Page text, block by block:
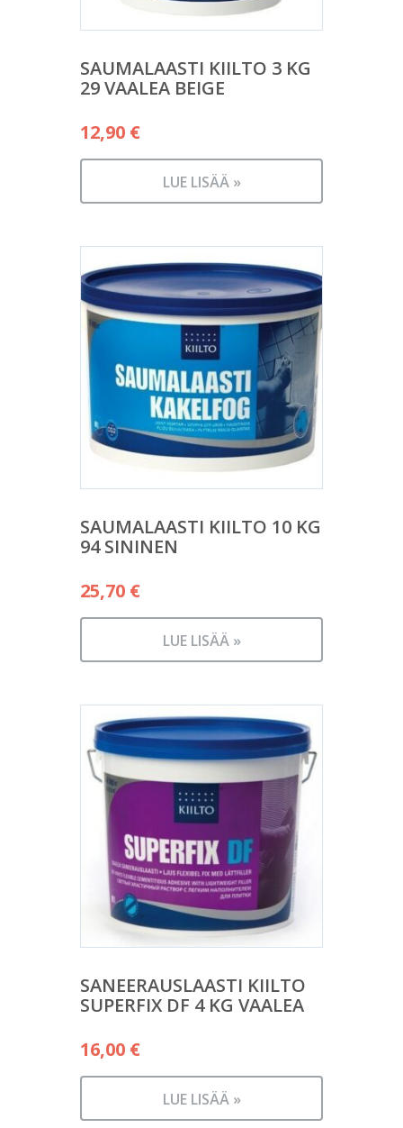
SAUMALAASTI KIILTO 3 KG
29 VAALEA BEIGE
12,90 €
LUE LISÄÄ »
SAUMALAASTI KIILTO 10 KG
94 SININEN
25,70 €
LUE LISÄÄ »
SANEERAUSLAASTI KIILTO
SUPERFIX DF 4 KG VAALEA
16,00 €
LUE LISÄÄ »